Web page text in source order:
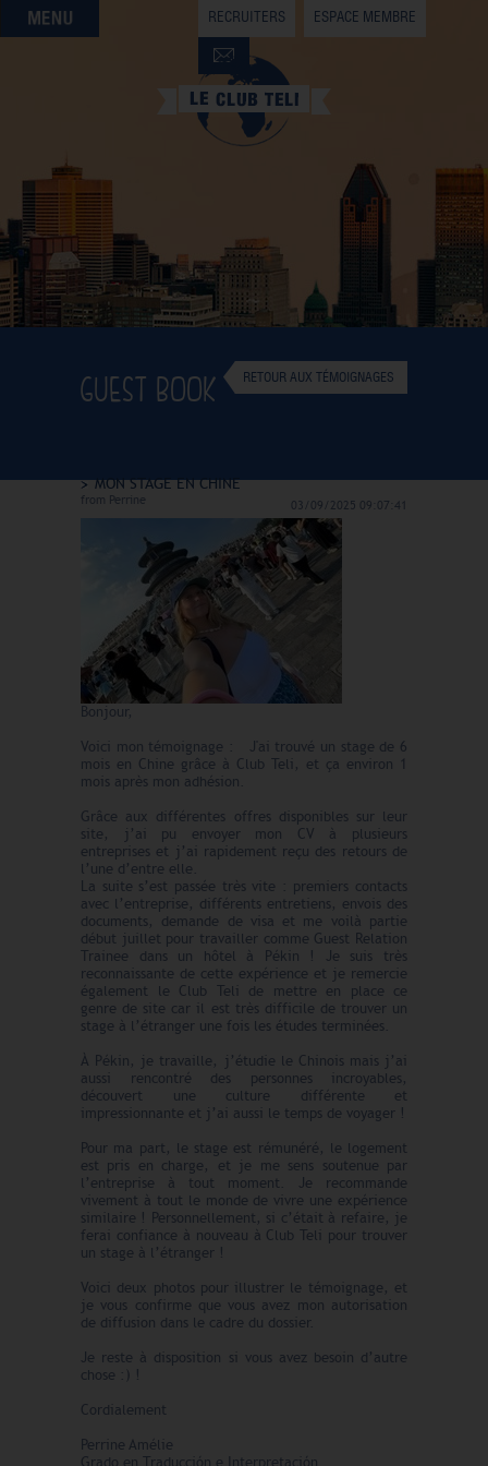
QUI SOMMES-NOUS
QUE CHERCHEZ-VOUS ?
NOS OFFRES PARTENAIRES
DEVENIR MEMBRE
RECRUITERS ESPACE MEMBRE
RETOUR AUX TÉMOIGNAGES
GUEST BOOK
MON STAGE EN CHINE
from Perrine 03/09/2025 09:07:41
Bonjour,
Voici mon témoignage : J'ai trouvé un stage de 6
mois en Chine grâce à Club Teli, et ça environ 1
mois après mon adhésion.
Grâce aux différentes offres disponibles sur leur
site, j’ai pu envoyer mon CV à plusieurs
entreprises et j’ai rapidement reçu des retours de
l’une d’entre elle.
La suite s’est passée très vite : premiers contacts
avec l’entreprise, différents entretiens, envois des
documents, demande de visa et me voilà partie
début juillet pour travailler comme Guest Relation
Trainee dans un hôtel à Pékin ! Je suis très
reconnaissante de cette expérience et je remercie
également le Club Teli de mettre en place ce
genre de site car il est très difficile de trouver un
stage à l’étranger une fois les études terminées.
À Pékin, je travaille, j’étudie le Chinois mais j’ai
aussi rencontré des personnes incroyables,
découvert une culture différente et
impressionnante et j’ai aussi le temps de voyager !
Pour ma part, le stage est rémunéré, le logement
est pris en charge, et je me sens soutenue par
l’entreprise à tout moment. Je recommande
vivement à tout le monde de vivre une expérience
similaire ! Personnellement, si c’était à refaire, je
ferai confiance à nouveau à Club Teli pour trouver
un stage à l’étranger !
Voici deux photos pour illustrer le témoignage, et
je vous confirme que vous avez mon autorisation
de diffusion dans le cadre du dossier.
Je reste à disposition si vous avez besoin d’autre
chose :) !
Cordialement
Perrine Amélie